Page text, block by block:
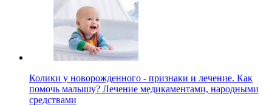
Колики у новорожденного - признаки и лечение. Как
помочь малышу? Лечение медикаментами, народными
средствами